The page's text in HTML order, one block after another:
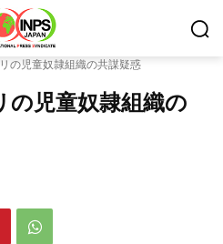
の児童奴隷組織の共謀疑惑
の児童奴隷組織の